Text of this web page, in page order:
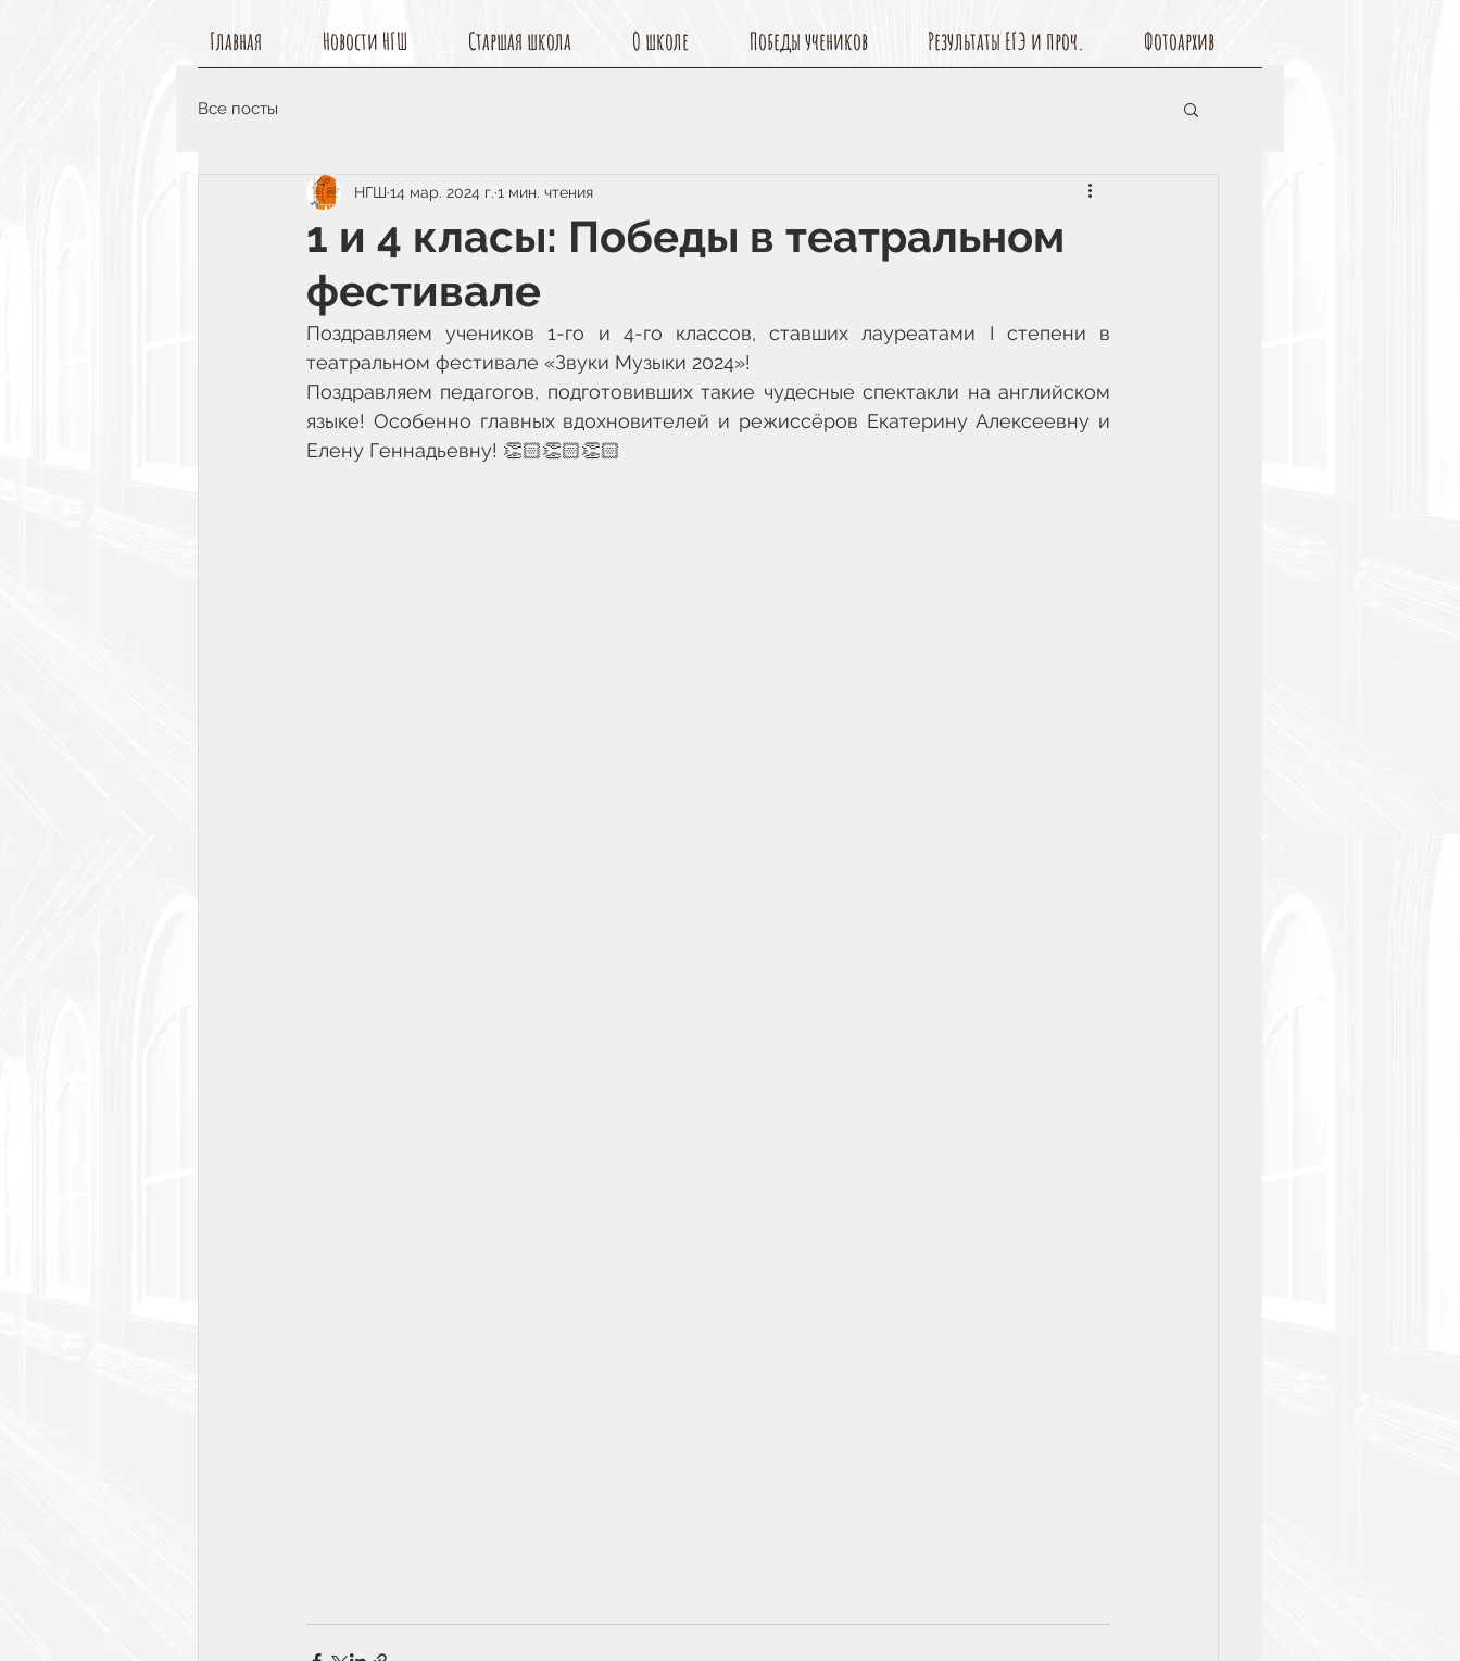
Главная Новости НГШ Старшая школа О школе Победы учеников Результаты ЕГЭ и проч. Фотоархив
Все посты
1 и 4 класы: Победы в театральном
фестивале
НГШ 14 мар. 2024 г. 1 мин. чтения
Поздравляем учеников 1-го и 4-го классов, ставших лауреатами I степени в
театральном фестивале «Звуки Музыки 2024»!
Поздравляем педагогов, подготовивших такие чудесные спектакли на английском
языке! Особенно главных вдохновителей и режиссёров Екатерину Алексеевну и
Елену Геннадьевну! 👏🏻👏🏻👏🏻